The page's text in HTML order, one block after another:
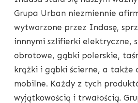
Grupa Urban niezmiennie
wytworzone przez Indasę,
innnymi szlifierki elektryczne,
obrotowe, gąbki polerskie,
krążki i gąbki ścierne, a także
mobilne. Każdy z tych
wyjątkowością i trwałością.